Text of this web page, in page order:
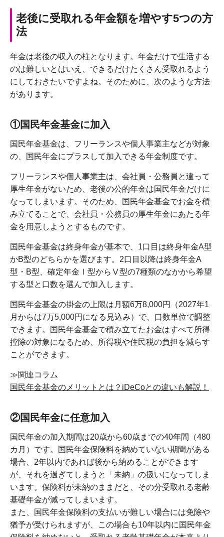
老後に受取れる年金額を増やす5つの方
法
年金は老後の収入の柱となります。年金だけで生活する
のは難しいとはいえ、できるだけたくさん受取れるよう
にしておきたいですよね。そのために、次のような方法
があります。
①国民年金基金に加入
国民年金基金は、フリーランスや個人事業主などが対象
の、国民年金にプラスして加入できる年金制度です。
フリーランスや個人事業主は、会社員・公務員と違って
厚生年金がないため、老後の公的年金は国民年金だけに
なってしまいます。そのため、国民年金基金でお金を積
み立てることで、会社員・公務員の厚生年金にあたる年
金を用意しようとするものです。
国民年金基金は終身年金が基本で、1口目は終身年金A型
かB型のどちらかを選びます。2口目以降は終身年金A
型・B型、確定年金Ⅰ型からⅤ型の7種類のなかから希望
する型と口数を選んで加入します。
国民年金基金の掛金の上限は月額6万8,000円（2027年1
月からは7万5,000円になる見込み）で、口数単位で調整
できます。国民年金基金で積み立てたお金はすべて所得
控除の対象になるため、所得税や住民税の負担を減らす
ことができます。
≫関連コラム
国民年金基金のメリットとは？iDeCoとの違いも解説！
②国民年金に任意加入
国民年金の加入期間は20歳から60歳までの40年間（480
カ月）です。国民年金保険料を納めていない期間がある
場合、2年以内であれば後から納めることができます
が、それを過ぎてしまうと「未納」の扱いになってしま
います。保険料が未納のままだと、その分受取れる老齢
基礎年金が減ってしまいます。
また、国民年金保険料の支払いが難しい場合には免除や
猶予が受けられますが、この場合も10年以内に国民年金